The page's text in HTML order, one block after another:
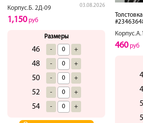
Корпус.Б. 2Д-09
03.08.2026
1,150руб
Размеры
46 - +
48 - +
50 - +
52 - +
54 - +
Толстовка
460руб